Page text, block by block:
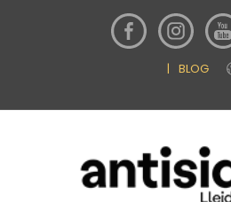
BLOG
|